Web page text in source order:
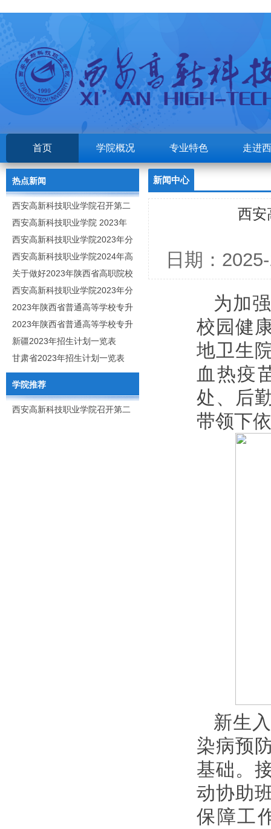
首页 学院概况 专业特色 走进
热点新闻
西安高新科技职业学院召开第二
次党代会
西安高新科技职业学院 2023年
高职分类考试招生章程
西安高新科技职业学院2023年分
类招生专业及计划
西安高新科技职业学院2024年高
职分类招生章程
关于做好2023年陕西省高职院校
分类考试工作的通知
西安高新科技职业学院2023年分
类考试招生简章
2023年陕西省普通高等学校专升
本招生专业目录
2023年陕西省普通高等学校专升
本招生专业课考核科目
新疆2023年招生计划一览表
甘肃省2023年招生计划一览表
学院推荐
西安高新科技职业学院召开第二
新闻中心
西安
日期：
为加
校园健
地卫生
血热疫
处、后
带领下
新生
染病预
基础。
动协助
保障工